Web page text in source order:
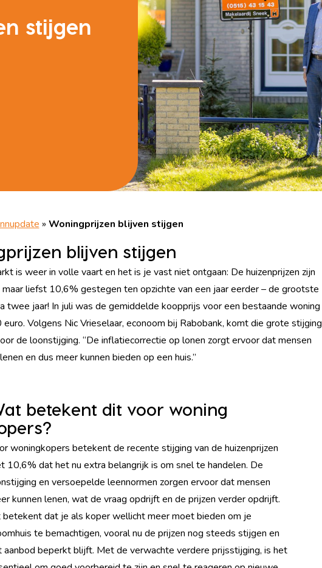
stijgen
» Woningprijzen blijven stijgen
blijven stijgen
is weer in volle vaart en het is je vast niet ontgaan: De huizenprijzen zijn
maar liefst 10,6% gestegen ten opzichte van een jaar eerder – de grootste
twee jaar! In juli was de gemiddelde koopprijs voor een bestaande woning
Volgens Nic Vrieselaar, econoom bij Rabobank, komt die grote stijging
de loonstijging. “De inflatiecorrectie op lonen zorgt ervoor dat mensen
en dus meer kunnen bieden op een huis.”
betekent dit voor woning
woningkopers betekent de recente stijging van de huizenprijzen
10,6% dat het nu extra belangrijk is om snel te handelen. De
en versoepelde leennormen zorgen ervoor dat mensen
kunnen lenen, wat de vraag opdrijft en de prijzen verder opdrijft.
betekent dat je als koper wellicht meer moet bieden om je
te bemachtigen, vooral nu de prijzen nog steeds stijgen en
aanbod beperkt blijft. Met de verwachte verdere prijsstijging, is het